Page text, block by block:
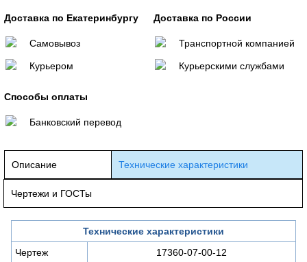
Доставка по Екатеринбургу
Самовывоз
Курьером
Доставка по России
Транспортной компанией
Курьерскими службами
Способы оплаты
Банковский перевод
Описание Технические характеристики
Чертежи и ГОСТы
Технические характеристики
Чертеж
17360-07-00-12